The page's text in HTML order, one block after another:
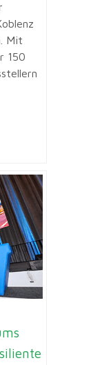
Mit
150